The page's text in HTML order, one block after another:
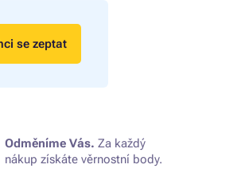
se zeptat
Odměníme Vás. Za každý
nákup získáte věrnostní body.